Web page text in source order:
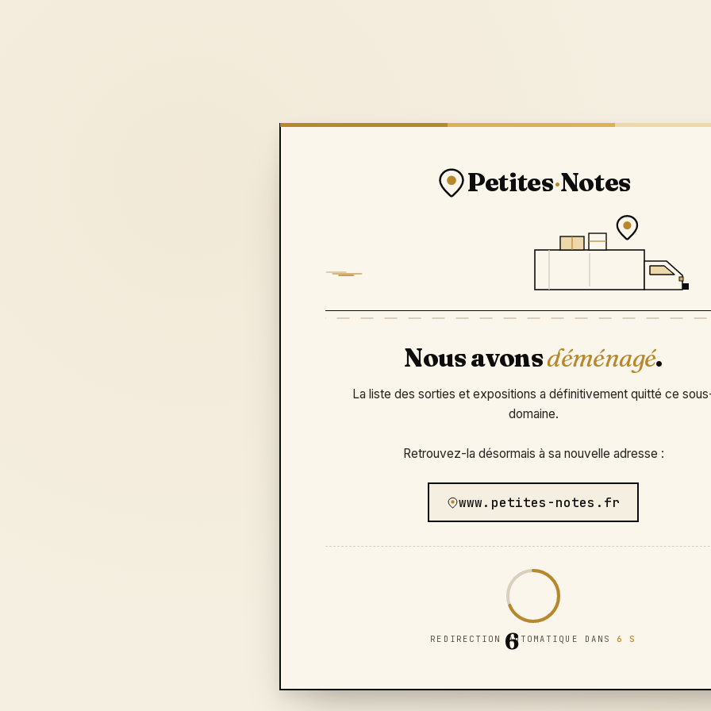
Petites·Notes
Nous avonsdéménagé.
La liste des sorties et expositions a définitivement quitté ce
domaine.
Retrouvez-la désormais à sa nouvelle adresse :
www.petites-notes.fr
6
REDIRECTION AUTOMATIQUE DANS6 S